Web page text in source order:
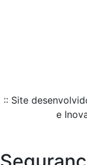
:: Site
e